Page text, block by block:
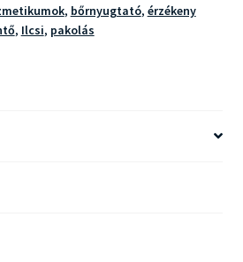
, bőrnyugtató, érzékeny
, Ilcsi, pakolás